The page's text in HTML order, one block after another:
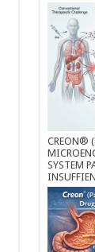
CREON®
SYSTEM